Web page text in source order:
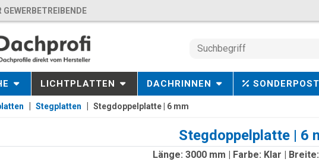
LICHTPLATTEN DACHRINNEN
Stegplatten Stegdoppelplatte | 6 mm
Stegdoppelplatte | 6
Länge: 3000 mm | Farbe: Klar |